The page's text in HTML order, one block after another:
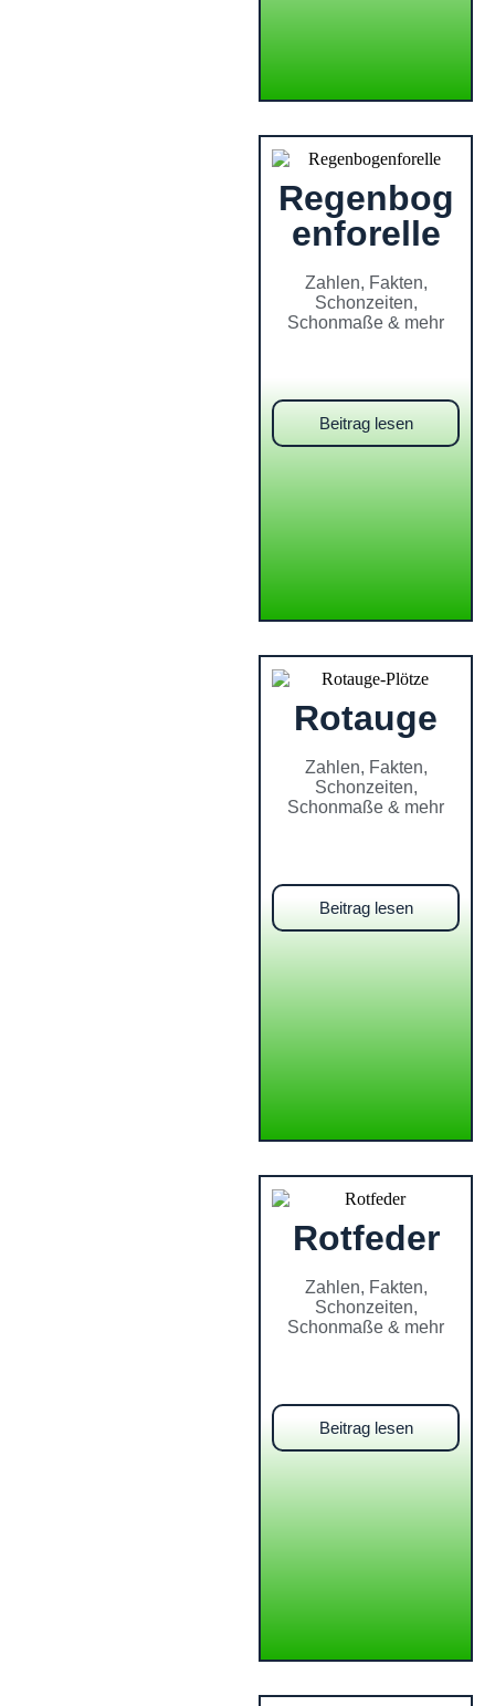
Regenbog
enforelle
Zahlen, Fakten,
Schonzeiten,
Schonmaße & mehr
Beitrag lesen
Rotauge
Zahlen, Fakten,
Schonzeiten,
Schonmaße & mehr
Beitrag lesen
Rotfeder
Zahlen, Fakten,
Schonzeiten,
Schonmaße & mehr
Beitrag lesen